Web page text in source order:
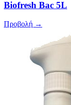
Biofresh Bac 5L
Προβολή →